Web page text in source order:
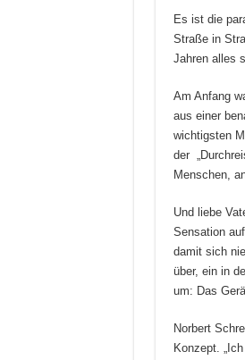
Es ist die
Straße in
Jahren alles
Am Anfang
aus einer
wichtigsten
der
Menschen,
Und liebe
Sensation
damit sich
über, ein in
um: Das
Norbert
Konzept.